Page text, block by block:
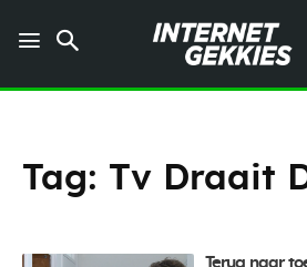
Tag: Tv Draait
Terug naar